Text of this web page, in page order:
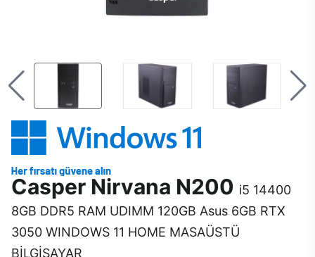
Casper Nirvana N200 i5 14400
8GB DDR5 RAM UDIMM 120GB Asus 6GB RTX
3050 WINDOWS 11 HOME MASAÜSTÜ
BİLGİSAYAR